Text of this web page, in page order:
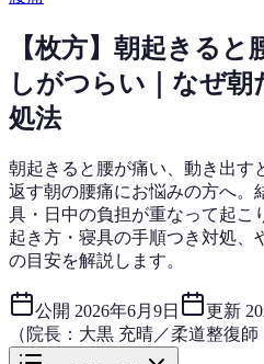
【枚方】朝起きる
しがつらい｜なぜ
処法
朝起きると腰が痛い、動き出
返す朝の腰痛にお悩みの方へ。
具・日中の負担が重なって起こ
起き方・寝具の手順つき対処、
の目安を解説します。
公開 2026年6月9日 更新
（院長：大黒 充晴／柔道整復師